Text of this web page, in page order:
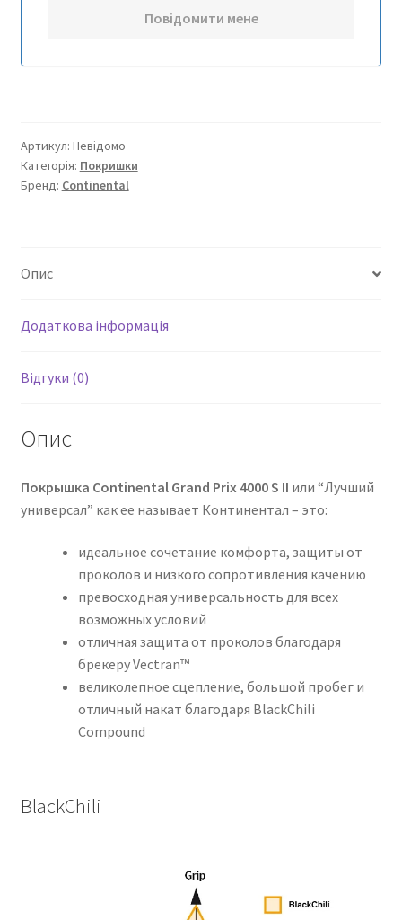
Артикул: Невідомо
Категорія: Покришки
Бренд: Continental
Опис
Додаткова інформація
Відгуки (0)
Опис
Покрышка Continental Grand Prix 4000 S II или “Лучший
универсал” как ее называет Континентал – это:
идеальное сочетание комфорта, защиты от
проколов и низкого сопротивления качению
превосходная универсальность для всех
возможных условий
отличная защита от проколов благодаря
брекеру Vectran™
великолепное сцепление, большой пробег и
отличный накат благодаря BlackChili
Compound
BlackChili